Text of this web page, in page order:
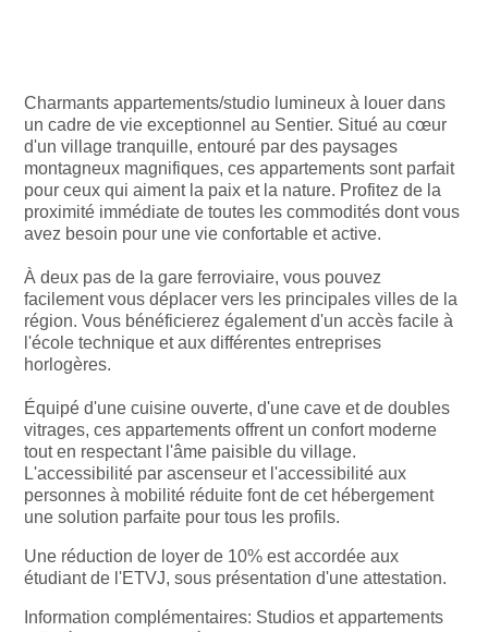
Charmants appartements/studio lumineux à louer dans
un cadre de vie exceptionnel au Sentier. Situé au cœur
d'un village tranquille, entouré par des paysages
montagneux magnifiques, ces appartements sont parfait
pour ceux qui aiment la paix et la nature. Profitez de la
proximité immédiate de toutes les commodités dont vous
avez besoin pour une vie confortable et active.
À deux pas de la gare ferroviaire, vous pouvez
facilement vous déplacer vers les principales villes de la
région. Vous bénéficierez également d'un accès facile à
l'école technique et aux différentes entreprises
horlogères.
Équipé d'une cuisine ouverte, d'une cave et de doubles
vitrages, ces appartements offrent un confort moderne
tout en respectant l'âme paisible du village.
L'accessibilité par ascenseur et l'accessibilité aux
personnes à mobilité réduite font de cet hébergement
une solution parfaite pour tous les profils.
Une réduction de loyer de 10% est accordée aux
étudiant de l'ETVJ, sous présentation d'une attestation.
Information complémentaires: Studios et appartements